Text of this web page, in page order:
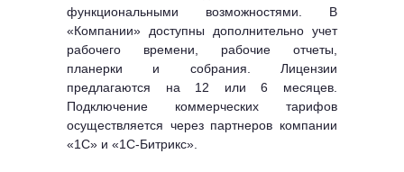
функциональными возможностями. В
«Компании» доступны дополнительно учет
рабочего времени, рабочие отчеты,
планерки и собрания. Лицензии
предлагаются на 12 или 6 месяцев.
Подключение коммерческих тарифов
осуществляется через партнеров компании
«1С» и «1С-Битрикс».